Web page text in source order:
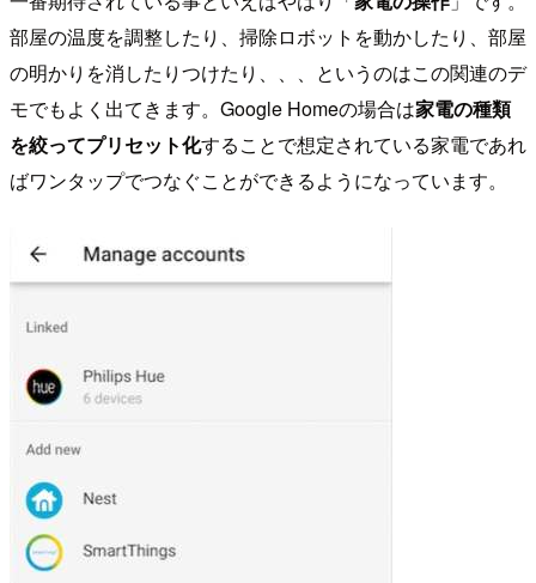
部屋の温度を調整したり、掃除ロボットを動かしたり、部屋
の明かりを消したりつけたり、、、というのはこの関連のデ
モでもよく出てきます。Google Homeの場合は家電の種類
を絞ってプリセット化することで想定されている家電であれ
ばワンタップでつなぐことができるようになっています。